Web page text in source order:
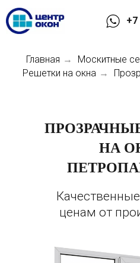
+7
Главная → Москитные
Решетки на окна →
ценам от
НА